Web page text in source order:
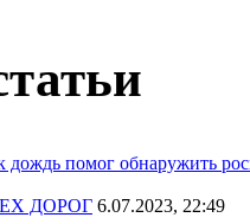
дождь помог обнаружить
ДОРОГ 6.07.2023, 22:49